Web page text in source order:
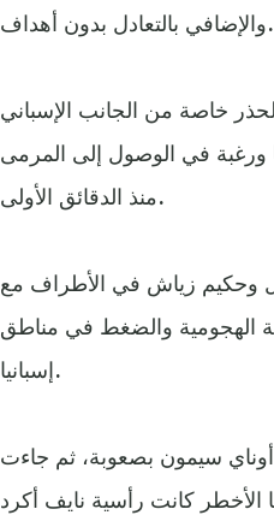
والإضافي بالتعادل بدون أهداف.
خاصة من الجانب الإسباني
في الوصول إلى المرمى
منذ الدقائق الأولى.
وحكيم زياش في الأطراف مع
الهجومية والضغط في مناطق
إسبانيا.
سيمون بصعوبة، ثم جاءت
الأخطر كانت رأسية نايف أكرد